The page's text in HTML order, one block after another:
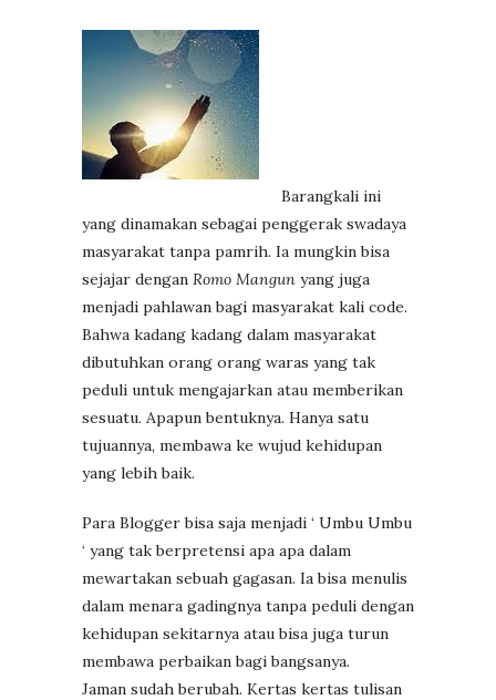
Barangkali ini
yang dinamakan sebagai penggerak swadaya
masyarakat tanpa pamrih. Ia mungkin bisa
sejajar dengan Romo Mangun yang juga
menjadi pahlawan bagi masyarakat kali code.
Bahwa kadang kadang dalam masyarakat
dibutuhkan orang orang waras yang tak
peduli untuk mengajarkan atau memberikan
sesuatu. Apapun bentuknya. Hanya satu
tujuannya, membawa ke wujud kehidupan
yang lebih baik.
Para Blogger bisa saja menjadi ‘ Umbu Umbu
‘ yang tak berpretensi apa apa dalam
mewartakan sebuah gagasan. Ia bisa menulis
dalam menara gadingnya tanpa peduli dengan
kehidupan sekitarnya atau bisa juga turun
membawa perbaikan bagi bangsanya.
Jaman sudah berubah. Kertas kertas tulisan